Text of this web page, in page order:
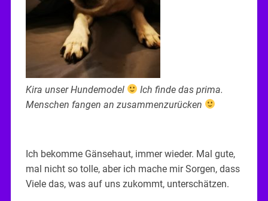
Kira unser Hundemodel
Ich finde das prima.
Menschen fangen an zusammenzurücken
Ich bekomme Gänsehaut, immer wieder. Mal gute,
mal nicht so tolle, aber ich mache mir Sorgen, dass
Viele das, was auf uns zukommt, unterschätzen.